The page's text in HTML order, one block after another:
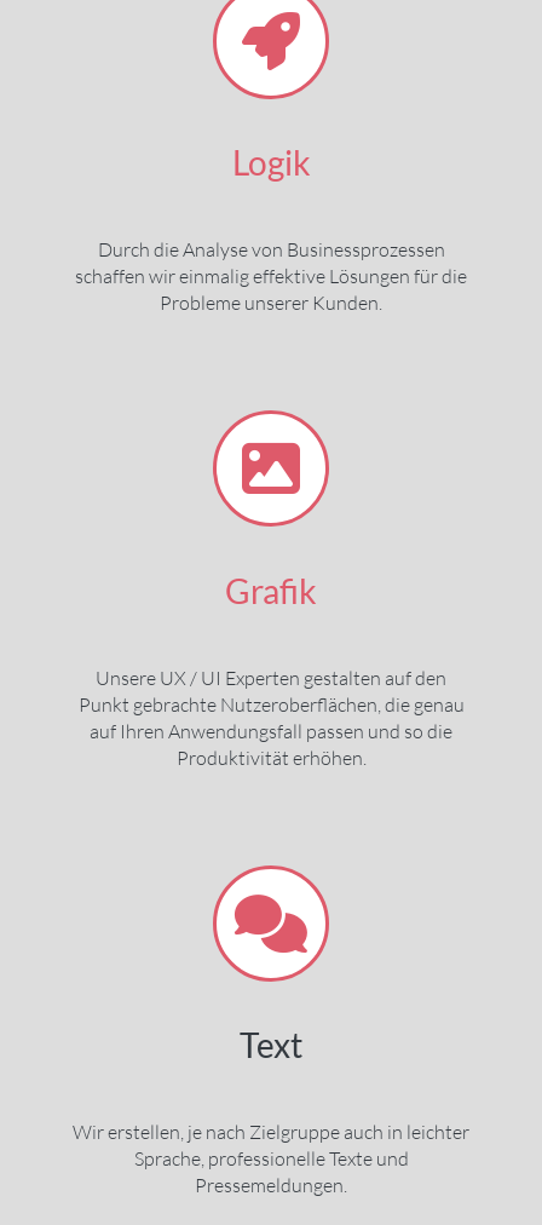
Logik
Durch die Analyse von Businessprozessen
schaffen wir einmalig effektive Lösungen für die
Probleme unserer Kunden.
Grafik
Unsere UX / UI Experten gestalten auf den
Punkt gebrachte Nutzeroberflächen, die genau
auf Ihren Anwendungsfall passen und so die
Produktivität erhöhen.
Text
Wir erstellen, je nach Zielgruppe auch in leichter
Sprache, professionelle Texte und
Pressemeldungen.